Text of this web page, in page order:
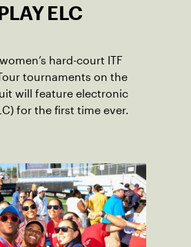
ELC
hard-court ITF
tournaments on the
will feature electronic
for the first time ever.